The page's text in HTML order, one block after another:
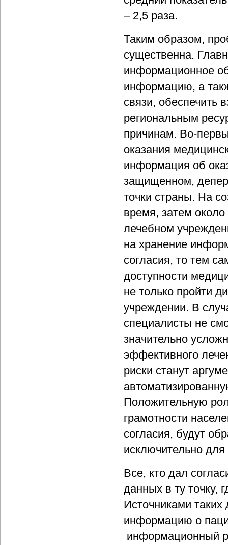
– 2,5 раза.
Таким образом,
существенна.
информационное
информацию, а
связи, обеспечить
региональным
причинам. Во-
оказания
информация об
защищенном,
точки страны. На
время, затем
лечебном
на хранение
согласия, то тем
доступности
не только пройти
учреждении. В
специалисты не
значительно
эффективного
риски станут
Положительную
грамотности
согласия, будут
исключительно
Все, кто дал
данных в ту точку,
Источниками
информацию о
информационный